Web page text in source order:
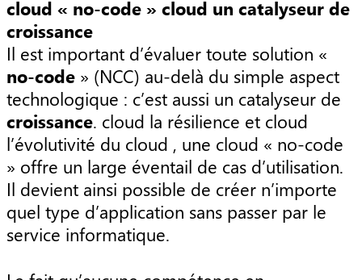
cloud « no-code » cloud un catalyseur de
croissance
Il est important d’évaluer toute solution «
no-code » (NCC) au-delà du simple aspect
technologique : c’est aussi un catalyseur de
croissance. cloud la résilience et cloud
l’évolutivité du cloud , une cloud « no-code
» offre un large éventail de cas d’utilisation.
Il devient ainsi possible de créer n’importe
quel type d’application sans passer par le
service informatique.